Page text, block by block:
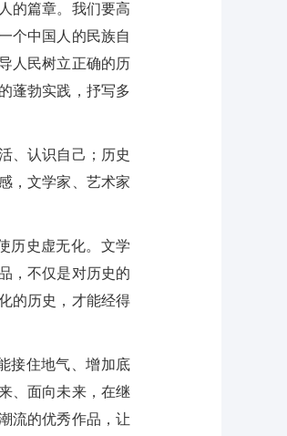
的篇章。我们要高
个中国人的民族自
人民树立正确的历
蓬勃实践，抒写多
、认识自己；历史
，文学家、艺术家
历史虚无化。文学
，不仅是对历史的
的历史，才能经得
接住地气、增加底
、面向未来，在继
流的优秀作品，让